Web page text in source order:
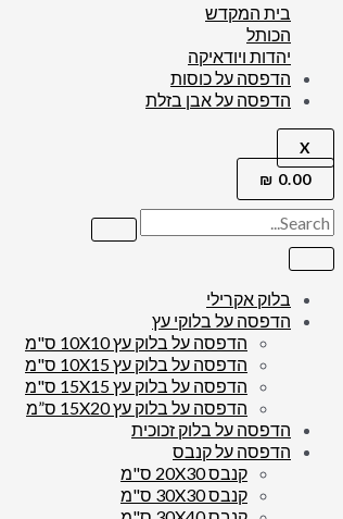
בית המקדש
הכותל
יהדות ויודאיקה
הדפסה על כוסות
הדפסה על אבן בזלת
X
0.00
₪
בלוק אקרילי
הדפסה על בלוקי עץ
הדפסה על בלוק עץ 10X10 ס"מ
הדפסה על בלוק עץ 10X15 ס"מ
הדפסה על בלוק עץ 15X15 ס"מ
הדפסה על בלוק עץ 15X20 ס”מ
הדפסה על בלוק זכוכית
הדפסה על קנבס
קנבס 20X30 ס"מ
קנבס 30X30 ס"מ